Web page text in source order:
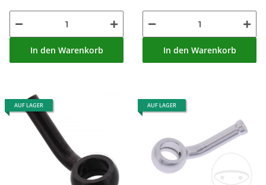
In den Warenkorb In den Warenkorb
AUF LAGER AUF LAGER